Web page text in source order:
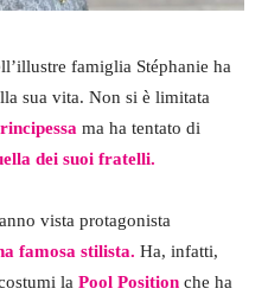
famiglia Stéphanie ha
sua vita. Non si è limitata
ma ha tentato di
dei suoi fratelli.
vista protagonista
famosa stilista. Ha, infatti,
la Pool Position che ha